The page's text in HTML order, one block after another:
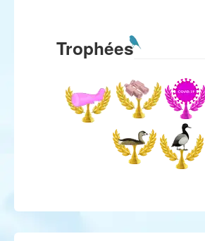
Trophées